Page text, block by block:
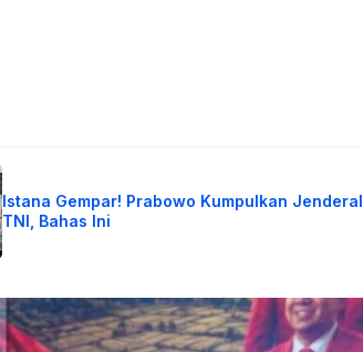
Istana Gempar! Prabowo Kumpulkan Jenderal
TNI, Bahas Ini